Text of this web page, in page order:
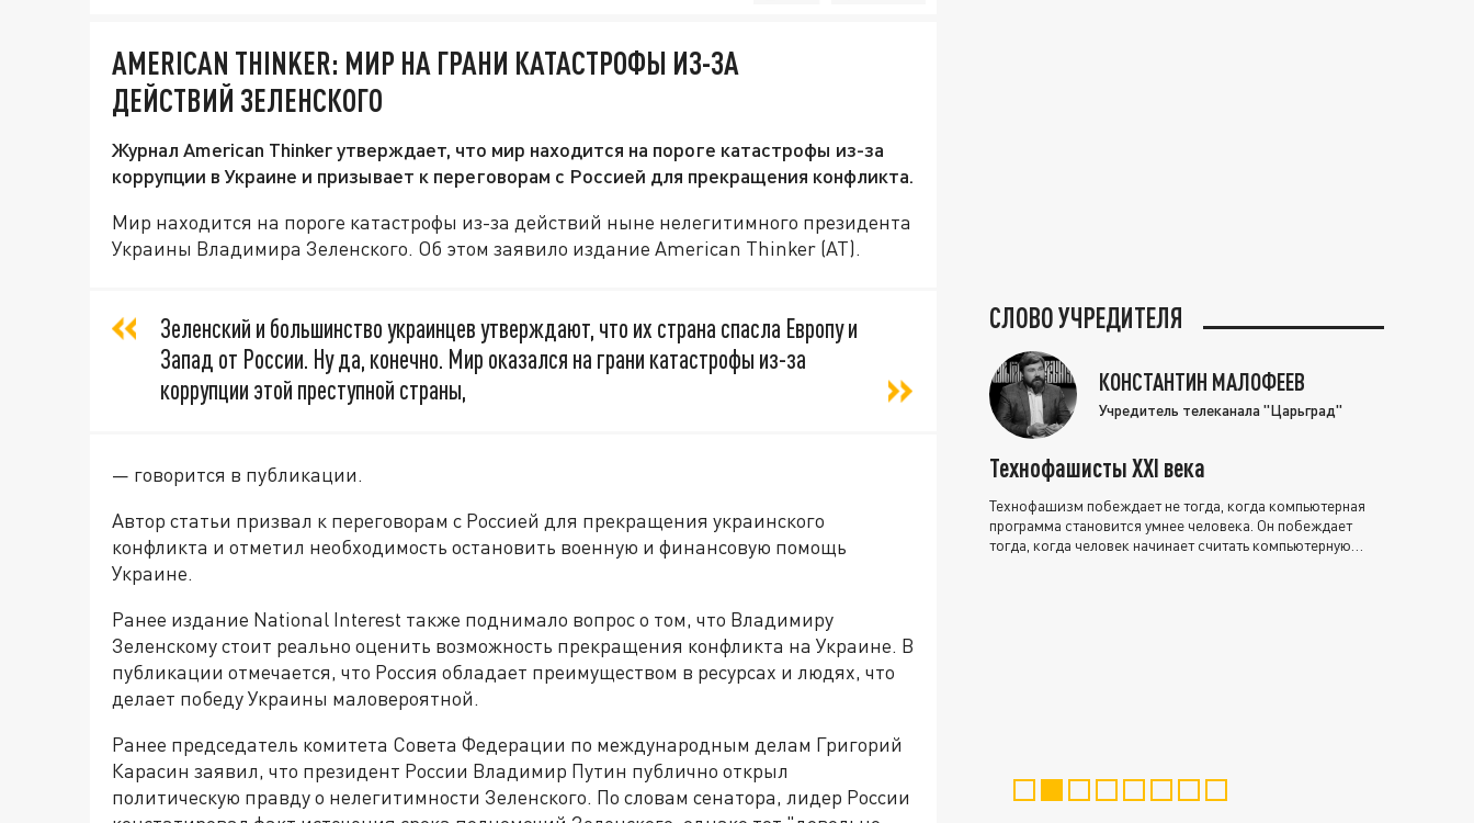
AMERICAN THINKER: МИР НА ГРАНИ КАТАСТРОФЫ ИЗ-ЗА
ДЕЙСТВИЙ ЗЕЛЕНСКОГО
Журнал American Thinker утверждает, что мир находится на пороге катастрофы из-за
коррупции в Украине и призывает к переговорам с Россией для прекращения конфликта.
Мир находится на пороге катастрофы из-за действий ныне нелегитимного президента
Украины Владимира Зеленского. Об этом заявило издание American Thinker (АТ).
Зеленский и большинство украинцев утверждают, что их страна спасла Европу и
Запад от России. Ну да, конечно. Мир оказался на грани катастрофы из-за
коррупции этой преступной страны,
— говорится в публикации.
Автор статьи призвал к переговорам с Россией для прекращения украинского
конфликта и отметил необходимость остановить военную и финансовую помощь
Украине.
Ранее издание National Interest также поднимало вопрос о том, что Владимиру
Зеленскому стоит реально оценить возможность прекращения конфликта на Украине. В
публикации отмечается, что Россия обладает преимуществом в ресурсах и людях, что
делает победу Украины маловероятной.
Ранее председатель комитета Совета Федерации по международным делам Григорий
Карасин заявил, что президент России Владимир Путин публично открыл
политическую правду о нелегитимности Зеленского. По словам сенатора, лидер России
СЛОВО УЧРЕДИТЕЛЯ
КОНСТАНТИН МАЛОФЕЕВ
Учредитель телеканала "Царьград"
Технофашисты XXI века
Технофашизм побеждает не тогда, когда компьютерная
программа становится умнее человека. Он побеждает
тогда, когда человек начинает считать компьютерную